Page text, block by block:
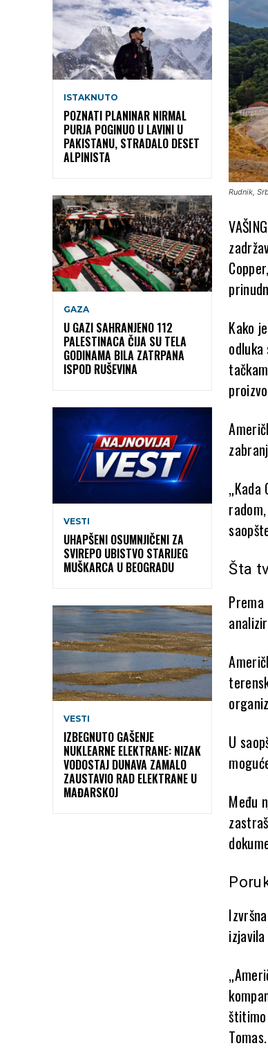
ISTAKNUTO
POZNATI PLANINAR NIRMAL
PURJA POGINUO U LAVINI U
PAKISTANU, STRADALO DESET
ALPINISTA
GAZA
U GAZI SAHRANJENO 112
PALESTINACA ČIJA SU TELA
GODINAMA BILA ZATRPANA
ISPOD RUŠEVINA
VESTI
UHAPŠENI OSUMNJIČENI ZA
SVIREPO UBISTVO STARIJEG
MUŠKARCA U BEOGRADU
VESTI
IZBEGNUTO GAŠENJE
NUKLEARNE ELEKTRANE: NIZAK
VODOSTAJ DUNAVA ZAMALO
ZAUSTAVIO RAD ELEKTRANE U
MAĐARSKOJ
Rudnik,
Kako
„Kada
Šta
U
Među
štitimo
Tomas.